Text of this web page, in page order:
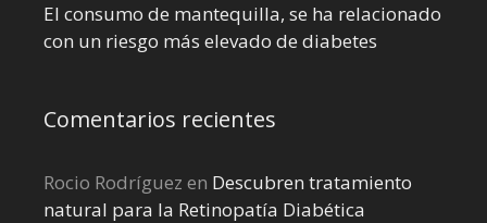
El consumo de mantequilla, se ha relacionado
con un riesgo más elevado de diabetes
Comentarios recientes
Rocio Rodríguez en Descubren tratamiento
natural para la Retinopatía Diabética